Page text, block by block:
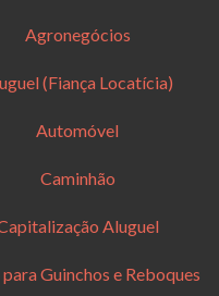
Agronegócios
(Fiança Locatícia)
Automóvel
Caminhão
Aluguel
Guinchos e Reboques